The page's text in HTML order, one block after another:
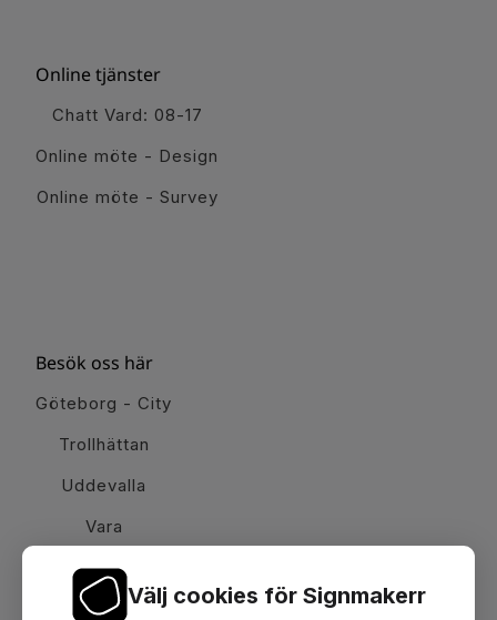
Online tjänster
Chatt Vard: 08-17
Online möte - Design
Online möte - Survey
Besök oss här
Göteborg - City
Trollhättan
Uddevalla
Vara
Välj cookies för Signmakerr